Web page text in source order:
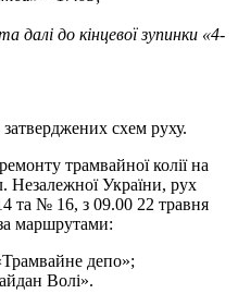
далі до кінцевої зупинки «4-
схем руху.
трамвайної колії на
Незалежної України, рух
та № 16, з 09.00 22 травня
маршрутами:
депо»;
Волі».